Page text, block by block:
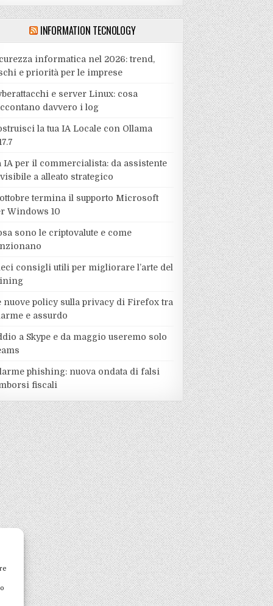
INFORMATION TECNOLOGY
informatica nel 2026: trend,
e priorità per le imprese
e server Linux: cosa
davvero i log
la tua IA Locale con Ollama
IA per il commercialista: da assistente
a alleato strategico
termina il supporto Microsoft
Windows 10
sono le criptovalute e come
consigli utili per migliorare l’arte del
nuove policy sulla privacy di Firefox tra
e assurdo
a Skype e da maggio useremo solo
phishing: nuova ondata di falsi
fiscali